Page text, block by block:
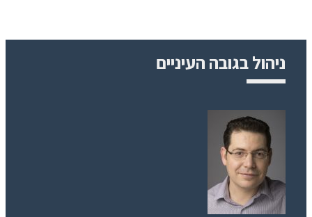
ניהול בגובה העיניים